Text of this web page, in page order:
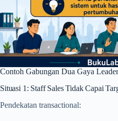
Contoh Gabungan Dua Gaya
Situasi 1: Staff Sales Tidak Capai
Pendekatan transactional: